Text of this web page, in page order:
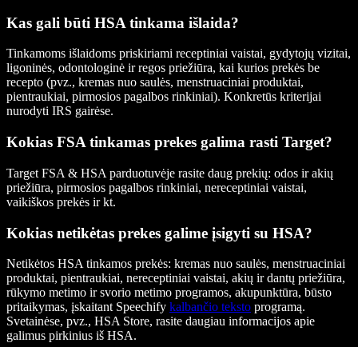
Kas gali būti HSA tinkama išlaida?
Tinkamoms išlaidoms priskiriami receptiniai vaistai, gydytojų vizitai,
ligoninės, odontologinė ir regos priežiūra, kai kurios prekės be
recepto (pvz., kremas nuo saulės, menstruaciniai produktai,
pientraukiai, pirmosios pagalbos rinkiniai). Konkretūs kriterijai
nurodyti IRS gairėse.
Kokias FSA tinkamas prekes galima rasti Target?
Target FSA & HSA parduotuvėje rasite daug prekių: odos ir akių
priežiūra, pirmosios pagalbos rinkiniai, nereceptiniai vaistai,
vaikiškos prekės ir kt.
Kokias netikėtas prekes galime įsigyti su HSA?
Netikėtos HSA tinkamos prekės: kremas nuo saulės, menstruaciniai
produktai, pientraukiai, nereceptiniai vaistai, akių ir dantų priežiūra,
rūkymo metimo ir svorio metimo programos, akupunktūra, būsto
pritaikymas, įskaitant Speechify kalbančio teksto programą.
Svetainėse, pvz., HSA Store, rasite daugiau informacijos apie
galimus pirkinius iš HSA.